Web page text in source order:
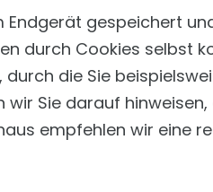
gespeichert
durch Cookies selbst
die Sie
Sie darauf
empfehlen wir eine